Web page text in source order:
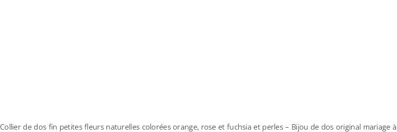
Collier de dos fin petites fleurs naturelles colorées orange, rose et fuchsia et perles – Bijou de dos original mariage